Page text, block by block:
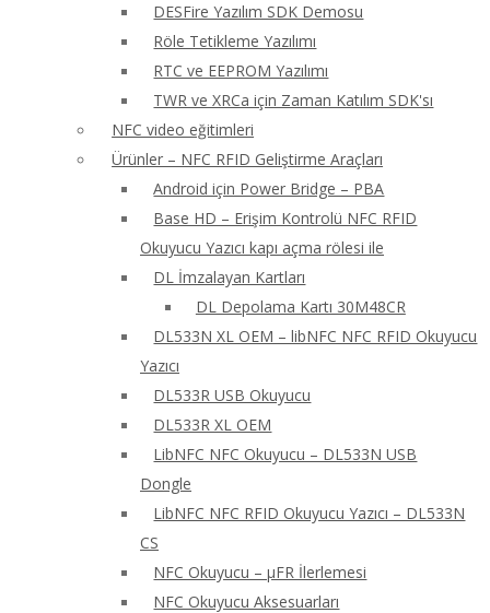
DESFire Yazılım SDK Demosu
Röle Tetikleme Yazılımı
RTC ve EEPROM Yazılımı
TWR ve XRCa için Zaman Katılım SDK'sı
NFC video eğitimleri
Ürünler – NFC RFID Geliştirme Araçları
Android için Power Bridge – PBA
Base HD – Erişim Kontrolü NFC RFID
Okuyucu Yazıcı kapı açma rölesi ile
DL İmzalayan Kartları
DL Depolama Kartı 30M48CR
DL533N XL OEM – libNFC NFC RFID Okuyucu
Yazıcı
DL533R USB Okuyucu
DL533R XL OEM
LibNFC NFC Okuyucu – DL533N USB
Dongle
LibNFC NFC RFID Okuyucu Yazıcı – DL533N
CS
NFC Okuyucu – μFR İlerlemesi
NFC Okuyucu Aksesuarları